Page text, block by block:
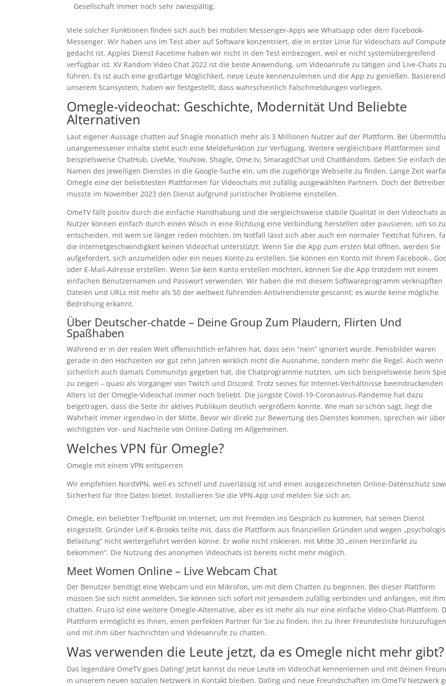
Gesellschaft immer noch sehr zwiespältig.
Viele solcher Funk­tionen finden sich auch bei mobilen Messenger-Apps wie Whats­app oder dem Facebook-
Messenger. Wir haben uns im Test aber auf Software konzentriert, die in erster Linie für Video­chats auf
gedacht ist. Apples Dienst Facetime haben wir nicht in den Test einbezogen, weil er nicht system­über­greifend
verfügbar ist. XV Random Video Chat 2022 ist die beste Anwendung, um Videoanrufe zu tätigen und Live-Chats zu
führen. Es ist auch eine großartige Möglichkeit, neue Leute kennenzulernen und die App zu genießen.
unserem Scansystem, haben wir festgestellt, dass wahrscheinlich Falschmeldungen vorliegen.
Omegle-videochat: Geschichte, Modernität Und Beliebte
Alternativen
Laut eigener Aussage chatten auf Shagle monatlich mehr als 3 Millionen Nutzer auf der Plattform. Bei
unangemessener Inhalte steht euch eine Meldefunktion zur Verfügung. Weitere vergleichbare Plattformen sind
beispielsweise ChatHub, LiveMe, YouNow, Shagle, Ome.tv, SmaragdChat und ChatRandom. Geben Sie einfach
Namen des jeweiligen Dienstes in die Google-Suche ein, um die zugehörige Webseite zu finden. Lange Zeit
Omegle eine der beliebtesten Plattformen für Videochats mit zufällig ausgewählten Partnern. Doch der Betreiber
musste im November 2023 den Dienst aufgrund juristischer Probleme einstellen.
OmeTV fällt positiv durch die einfache Handhabung und die vergleichsweise stabile Qualität in den Videochats
Nutzer können einfach durch einen Wisch in eine Richtung eine Verbindung herstellen oder pausieren, um so zu
entscheiden, mit wem sie länger reden möchten. Im Notfall lässt sich aber auch ein normaler Textchat führen,
die Internetgeschwindigkeit keinen Videochat unterstützt. Wenn Sie die App zum ersten Mal öffnen, werden Sie
aufgefordert, sich anzumelden oder ein neues Konto zu erstellen. Sie können ein Konto mit Ihrem Facebook-,
oder E-Mail-Adresse erstellen. Wenn Sie kein Konto erstellen möchten, können Sie die App trotzdem mit einem
einfachen Benutzernamen und Passwort verwenden. Wir haben die mit diesem Softwareprogramm verknüpften
Dateien und URLs mit mehr als 50 der weltweit führenden Antivirendienste gescannt; es wurde keine mögliche
Bedrohung erkannt.
Über Deutscher-chatde – Deine Group Zum Plaudern, Flirten Und
Spaßhaben
Während er in der realen Welt offensichtlich erfahren hat, dass sein “nein” ignoriert wurde. Penisbilder waren
gerade in den Hochzeiten vor gut zehn Jahren wirklich nicht die Ausnahme, sondern mehr die Regel. Auch wenn
sicherlich auch damals Communitys gegeben hat, die Chatprogramme nutzten, um sich beispielsweise beim
zu zeigen – quasi als Vorgänger von Twitch und Discord. Trotz seines für Internet-Verhältnisse beeindruckenden
Alters ist der Omegle-Videochat immer noch beliebt. Die jüngste Covid-19-Coronavirus-Pandemie hat dazu
beigetragen, dass die Seite ihr aktives Publikum deutlich vergrößern konnte. Wie man so schön sagt, liegt die
Wahrheit immer irgendwo in der Mitte. Bevor wir direkt zur Bewertung des Dienstes kommen, sprechen wir
wichtigsten Vor- und Nachteile von Online-Dating im Allgemeinen.
Welches VPN für Omegle?
Omegle mit einem VPN entsperren
Wir empfehlen NordVPN, weil es schnell und zuverlässig ist und einen ausgezeichneten Online-Datenschutz
Sicherheit für Ihre Daten bietet. Installieren Sie die VPN-App und melden Sie sich an.
Omegle, ein beliebter Treffpunkt im Internet, um mit Fremden ins Gespräch zu kommen, hat seinen Dienst
eingestellt. Gründer Leif K-Brooks teilte mit, dass die Plattform aus finanziellen Gründen und wegen
Belastung“ nicht weitergeführt werden könne. Er wolle nicht riskieren, mit Mitte 30 „einen Herzinfarkt zu
bekommen“. Die Nutzung des anonymen Videochats ist bereits nicht mehr möglich.
Meet Women Online – Live Webcam Chat
Der Benutzer benötigt eine Webcam und ein Mikrofon, um mit dem Chatten zu beginnen. Bei dieser Plattform
müssen Sie sich nicht anmelden, Sie können sich sofort mit jemandem zufällig verbinden und anfangen, mit
chatten. Fruzo ist eine weitere Omegle-Alternative, aber es ist mehr als nur eine einfache Video-Chat-Plattform.
Plattform ermöglicht es Ihnen, einen perfekten Partner für Sie zu finden, ihn zu Ihrer Freundesliste hinzuzufügen
und mit ihm über Nachrichten und Videoanrufe zu chatten.
Was verwenden die Leute jetzt, da es Omegle nicht mehr gibt?
Das legendäre OmeTV goes Dating! Jetzt kannst du neue Leute im Videochat kennenlernen und mit deinen
in unserem neuen sozialen Netzwerk in Kontakt bleiben. Dating und neue Freundschaften im OmeTV Netzwerk